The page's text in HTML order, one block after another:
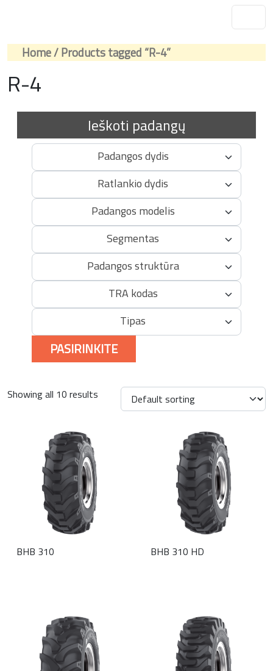
Home/ Products tagged “R-4”
R-4
Showing all 10 results
BHB 310 BHB 310 HD
Ieškoti padangų
Padangos dydis
Ratlankio dydis
Padangos modelis
Segmentas
Padangos struktūra
TRA kodas
Tipas
PASIRINKITE